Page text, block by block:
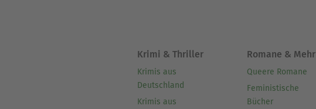
Krimi & Thriller
Krimis aus
Deutschland
Krimis aus
Romane & Mehr
Queere Romane
Feministische
Bücher